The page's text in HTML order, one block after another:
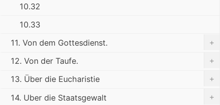
10.32
10.33
11. Von dem Gottesdienst.
+
12. Von der Taufe.
+
13. Über die Eucharistie
+
14. Uber die Staatsgewalt
+